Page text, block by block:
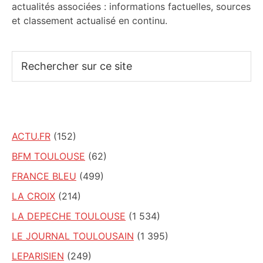
actualités associées : informations factuelles, sources
et classement actualisé en continu.
sur
ACTU.FR (152)
BFM TOULOUSE (62)
FRANCE BLEU (499)
LA CROIX (214)
LA DEPECHE TOULOUSE (1 534)
LE JOURNAL TOULOUSAIN (1 395)
LEPARISIEN (249)